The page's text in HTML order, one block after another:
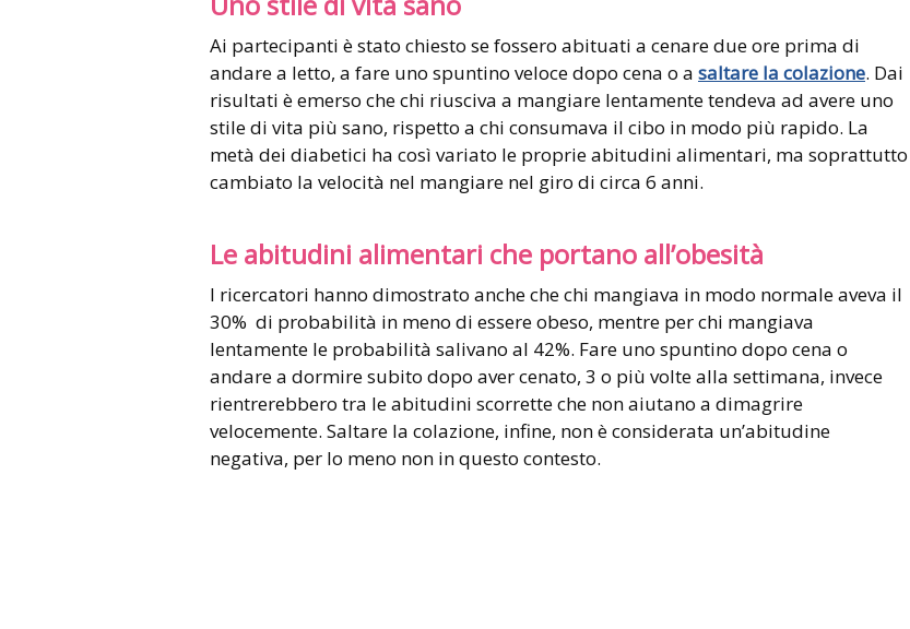
Ai partecipanti è stato chiesto se fossero abituati a cenare due ore prima di
andare a letto, a fare uno spuntino veloce dopo cena o a saltare la colazione. Dai
risultati è emerso che chi riusciva a mangiare lentamente tendeva ad avere uno
stile di vita più sano, rispetto a chi consumava il cibo in modo più rapido. La
metà dei diabetici ha così variato le proprie abitudini alimentari, ma soprattutto
cambiato la velocità nel mangiare nel giro di circa 6 anni.
Le abitudini alimentari che portano all’obesità
I ricercatori hanno dimostrato anche che chi mangiava in modo normale aveva il
30% di probabilità in meno di essere obeso, mentre per chi mangiava
lentamente le probabilità salivano al 42%. Fare uno spuntino dopo cena o
andare a dormire subito dopo aver cenato, 3 o più volte alla settimana, invece
rientrerebbero tra le abitudini scorrette che non aiutano a dimagrire
velocemente. Saltare la colazione, infine, non è considerata un’abitudine
negativa, per lo meno non in questo contesto.